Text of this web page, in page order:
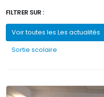
FILTRER SUR :
Voir toutes les Les actualités
Sortie scolaire